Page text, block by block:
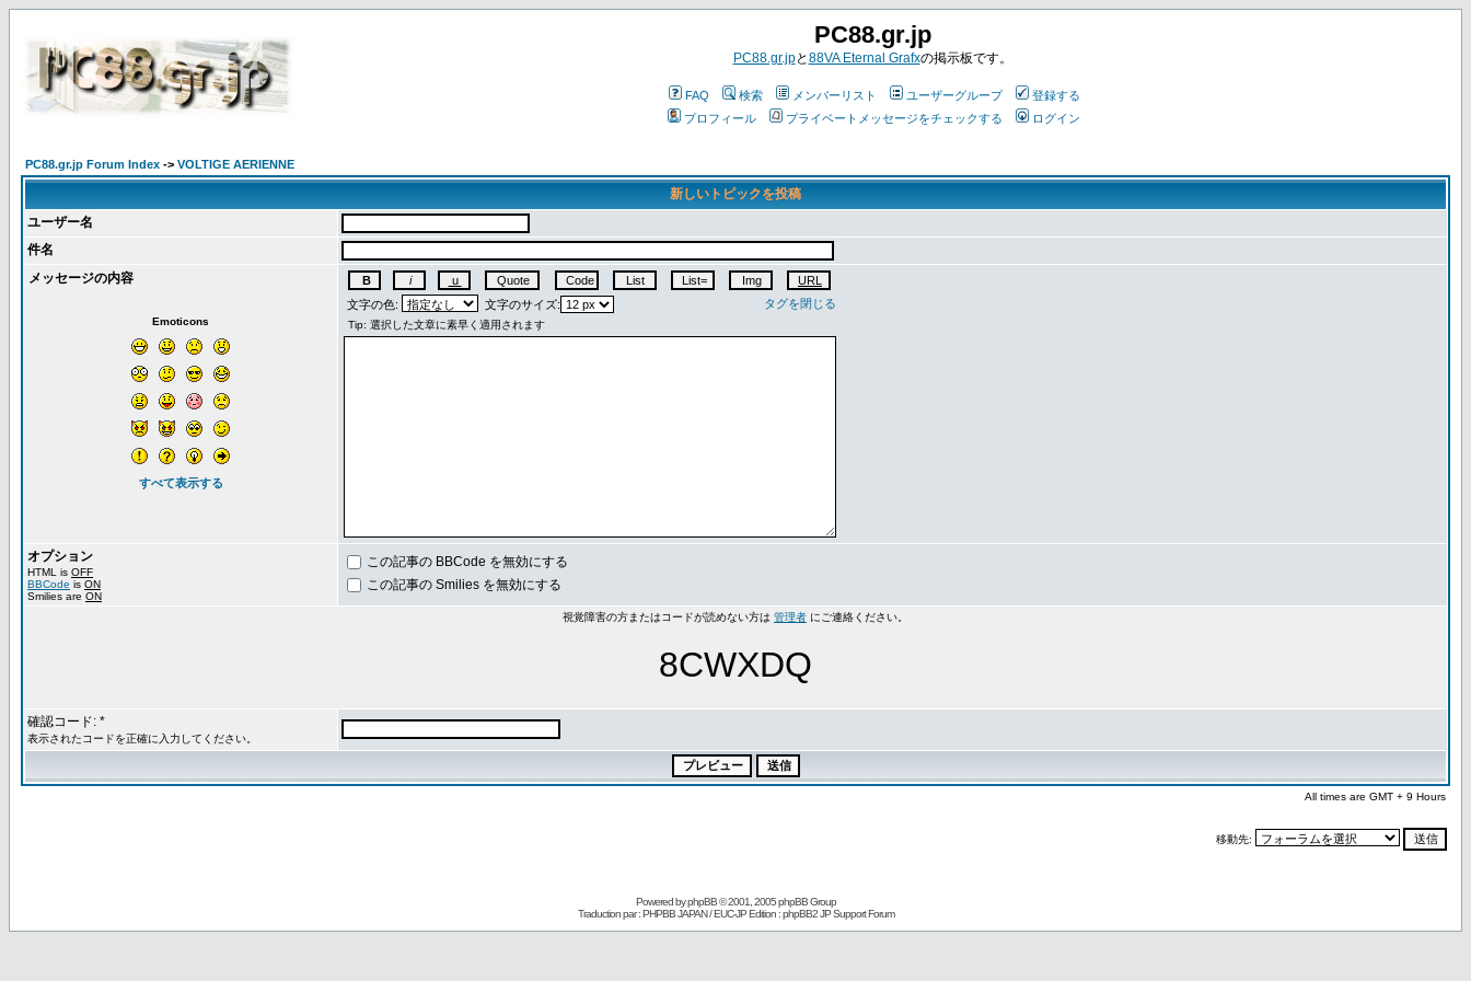
PC88.gr.jp
PC88.gr.jpと88VA Eternal Grafxの掲示板です。
FAQ 検索 メンバーリスト ユーザーグループ
登録する
プロフィール
プライベートメッセージをチェックする ログイン
PC88.gr.jp Forum Index -> VOLTIGE AERIENNE
新しいトピックを投稿
ユーザー名
件名
メッセージの内容
Emoticons
すべて表示する
文字の色: 文字のサイズ: タグを閉じる
オプション
HTML is OFF
BBCode is ON
Smilies are ON
この記事の BBCode を無効にする
この記事の Smilies を無効にする
視覚障害の方またはコードが読めない方は 管理者 にご連絡ください。
8CWXDQ
確認コード: *
表示されたコードを正確に入力してください。
All times are GMT + 9 Hours
移動先:
Powered byphpBB© 2001, 2005 phpBB Group
Traduction par : PHPBB JAPAN / EUC-JP Edition :phpBB2 JP Support Forum